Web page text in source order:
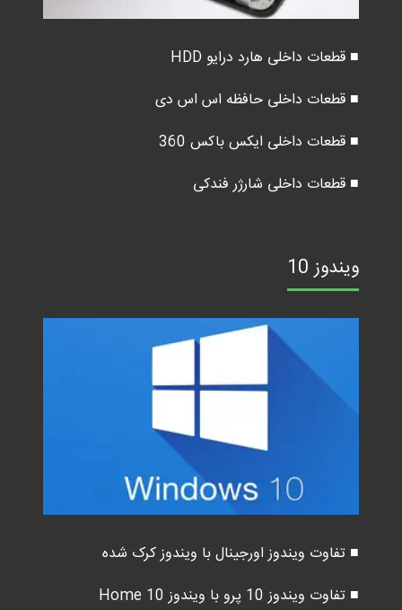
■ قطعات داخلی هارد درایو HDD
■ قطعات داخلی حافظه اس اس دی
■ قطعات داخلی ایکس باکس 360
■ قطعات داخلی شارژر فندکی
ویندوز 10
■ تفاوت ویندوز اورجینال با ویندوز کرک شده
■ تفاوت ویندوز 10 پرو با ویندوز 10 Home